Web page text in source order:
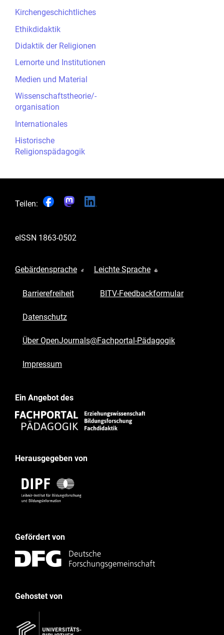
Kirchengeschichtliches
Ethikdidaktik
Didaktik der Religionen
Lernorte und Institutionen
Medien und Material
Wissenschaftstheorie/-
organisation
Internationales
Historische
Religionspädagogik
Teilen:
eISSN 1863-0502
Gebärdensprache Leichte Sprache
Barrierefreiheit BITV-Feedbackformular
Datenschutz
Über OpenJournals@Fachportal-Pädagogik
Impressum
Ein Angebot des
Herausgegeben von
Gefördert von
Gehostet von